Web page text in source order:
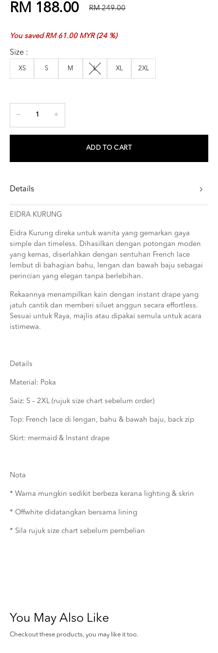
RM 188.00 RM 249.00
You saved RM 61.00 MYR (24 %)
Size :
XS S M L XL 2XL
ADD TO CART
Details
EIDRA KURUNG
Eidra Kurung direka untuk wanita yang gemarkan gaya
simple dan timeless. Dihasilkan dengan potongan moden
yang kemas, diserlahkan dengan sentuhan French lace
lembut di bahagian bahu, lengan dan bawah baju sebagai
perincian yang elegan tanpa berlebihan.
Rekaannya menampilkan kain dengan instant drape yang
jatuh cantik dan memberi siluet anggun secara effortless.
Sesuai untuk Raya, majlis atau dipakai semula untuk acara
istimewa.
Details
Material: Poka
Saiz: S – 2XL (rujuk size chart sebelum order)
Top: French lace di lengan, bahu & bawah baju, back zip
Skirt: mermaid & Instant drape
Nota
* Warna mungkin sedikit berbeza kerana lighting & skrin
* Offwhite didatangkan bersama lining
* Sila rujuk size chart sebelum pembelian
You May Also Like
Checkout these products, you may like it too.